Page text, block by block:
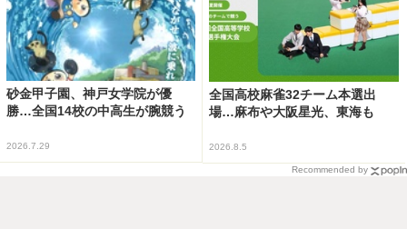
砂金甲子園、神戸女学院が優
勝…全国14校の中高生が腕競う
2026.7.29
全国高校麻雀32チーム本選出
場…麻布や大阪星光、東海も
2026.8.5
Recommended by